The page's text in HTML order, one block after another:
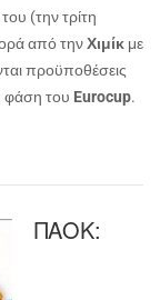
(την τρίτη
από τηνΧιμίκ με
προϋποθέσεις
φάση του Eurocup.
ΠΑΟΚ: